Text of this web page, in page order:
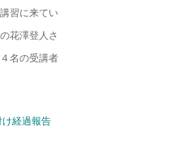
習に来てい
花澤登人さ
名の受講者
経過報告